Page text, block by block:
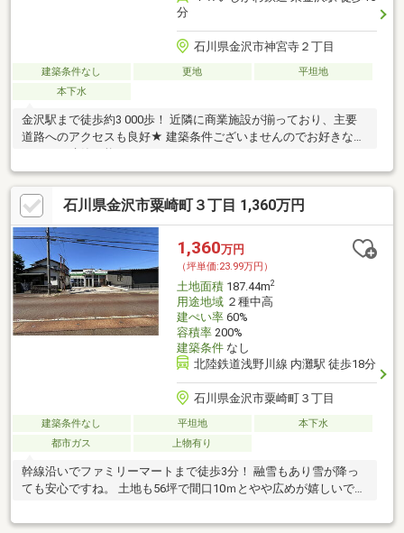
分
石川県金沢市神宮寺２丁目
建築条件なし 更地
平坦地
本下水
金沢駅まで徒歩約3 000歩！ 近隣に商業施設が揃っており、主要
道路へのアクセスも良好★ 建築条件ございませんのでお好きなメ
石川県金沢市粟崎町３丁目 1,360万円
1,360万円
（坪単価:23.99万円）
土地面積187.44m2
用途地域２種中高
建ぺい率60%
容積率200%
建築条件なし
北陸鉄道浅野川線 内灘駅 徒歩18分
石川県金沢市粟崎町３丁目
建築条件なし 平坦地
本下水
都市ガス
上物有り
幹線沿いでファミリーマートまで徒歩3分！ 融雪もあり雪が降っ
ても安心ですね。 土地も56坪で間口10ｍとやや広めが嬉しいで